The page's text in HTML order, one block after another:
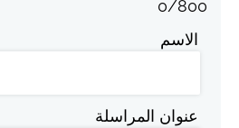
0/800
الاسم
عنوان المراسلة